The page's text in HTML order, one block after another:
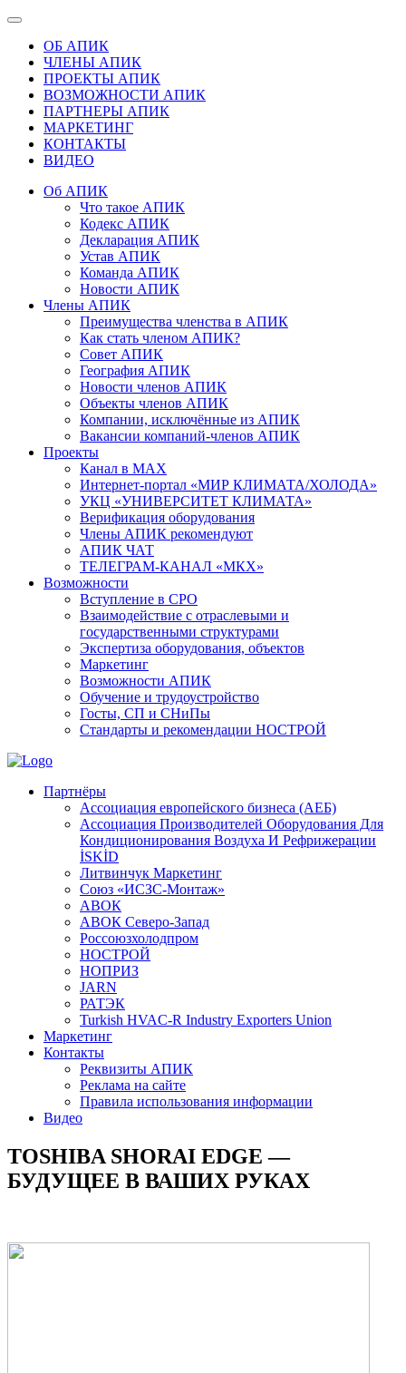
ОБ АПИК
ЧЛЕНЫ АПИК
ПРОЕКТЫ АПИК
ВОЗМОЖНОСТИ АПИК
ПАРТНЕРЫ АПИК
МАРКЕТИНГ
КОНТАКТЫ
ВИДЕО
Об АПИК
Что такое АПИК
Кодекс АПИК
Декларация АПИК
Устав АПИК
Команда АПИК
Новости АПИК
Члены АПИК
Преимущества членства в АПИК
Как стать членом АПИК?
Совет АПИК
География АПИК
Новости членов АПИК
Объекты членов АПИК
Компании, исключённые из АПИК
Вакансии компаний-членов АПИК
Проекты
Канал в MAX
Интернет-портал «МИР КЛИМАТА/ХОЛОДА»
УКЦ «УНИВЕРСИТЕТ КЛИМАТА»
Верификация оборудования
Члены АПИК рекомендуют
АПИК ЧАТ
ТЕЛЕГРАМ-КАНАЛ «МКХ»
Возможности
Вступление в СРО
Взаимодействие с отраслевыми и
государственными структурами
Экспертиза оборудования, объектов
Маркетинг
Возможности АПИК
Обучение и трудоустройство
Госты, СП и СНиПы
Стандарты и рекомендации НОСТРОЙ
Партнёры
Ассоциация европейского бизнеса (АЕБ)
Aссоциация Производителей Оборудования Для
Кондиционирования Воздуха И Рефрижерации
İSKİD
Литвинчук Маркетинг
Союз «ИСЗС-Монтаж»
АВОК
АВОК Северо-Запад
Россоюзхолодпром
НОСТРОЙ
НОПРИЗ
JARN
РАТЭК
Turkish HVAC-R Industry Exporters Union
Маркетинг
Контакты
Реквизиты АПИК
Реклама на сайте
Правила использования информации
Видео
TOSHIBA SHORAI EDGE —
БУДУЩЕЕ В ВАШИХ РУКАХ